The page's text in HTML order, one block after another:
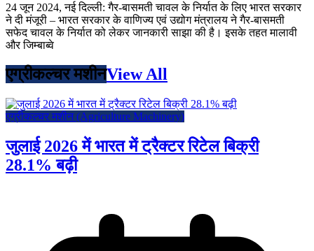
24 जून 2024, नई दिल्ली: गैर-बासमती चावल के निर्यात के लिए भारत सरकार
ने दी मंजूरी – भारत सरकार के वाणिज्य एवं उद्योग मंत्रालय ने गैर-बासमती
सफेद चावल के निर्यात को लेकर जानकारी साझा की है। इसके तहत मालावी
और जिम्बाब्वे
एग्रीकल्चर मशीनView All
एग्रीकल्चर मशीन (Agriculture Machinery)
जुलाई 2026 में भारत में ट्रैक्टर रिटेल बिक्री
28.1% बढ़ी